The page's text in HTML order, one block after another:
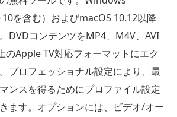
を含む）およびmacOS 10.12以降
DVDコンテンツをMP4、M4V、AVI
のApple TV対応フォーマットにエク
プロフェッショナル設定により、最
ンスを得るためにプロファイル設定
ます。オプションには、ビデオ/オー